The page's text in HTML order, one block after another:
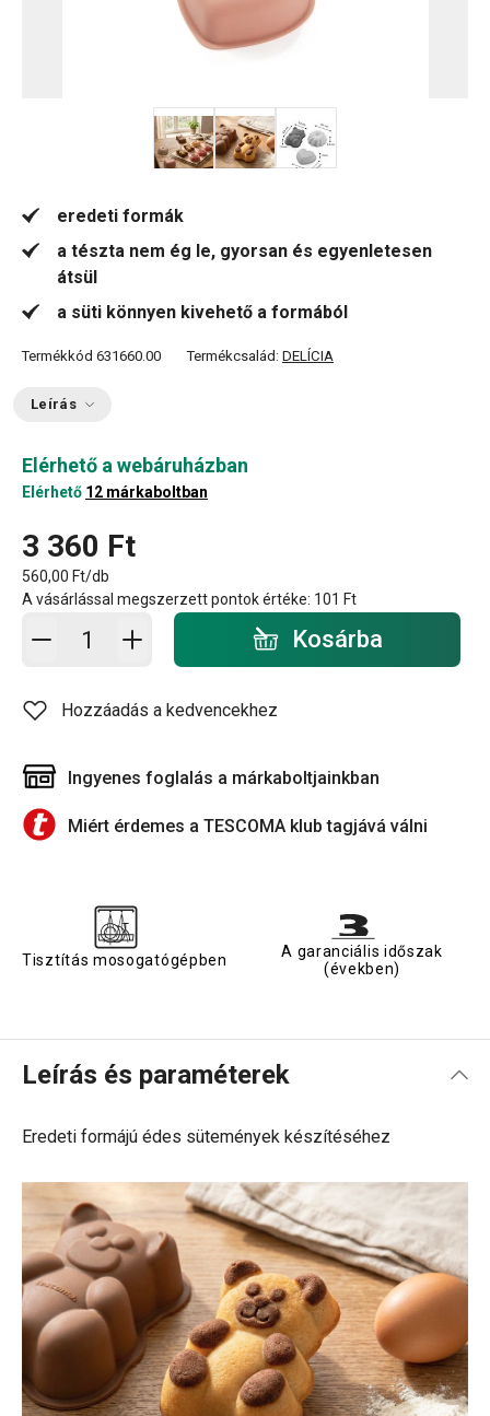
eredeti formák
a tészta nem ég le, gyorsan és egyenletesen
átsül
a süti könnyen kivehető a formából
Termékkód 631660.00 Termékcsalád: DELÍCIA
Leírás
Elérhető a webáruházban
Elérhető 12 márkaboltban
3 360 Ft
560,00 Ft/db
A vásárlással megszerzett pontok értéke: 101 Ft
Kosárba - mennyiség Kosárba
Hozzáadás a kedvencekhez
Ingyenes foglalás a márkaboltjainkban
Miért érdemes a TESCOMA klub tagjává válni
Tisztítás mosogatógépben
A garanciális időszak
(években)
Leírás és paraméterek
Eredeti formájú édes sütemények készítéséhez